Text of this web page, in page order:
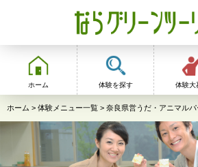
ならグリーン
ズム
ホーム 体験を探す 体験大
ホーム > 体験メニュー一覧 > 奈良県営うだ・アニマル